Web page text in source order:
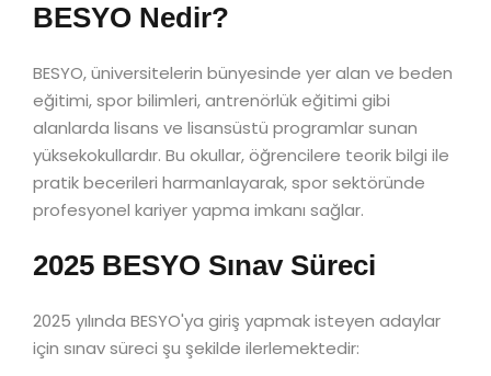
BESYO Nedir?
BESYO, üniversitelerin bünyesinde yer alan ve beden
eğitimi, spor bilimleri, antrenörlük eğitimi gibi
alanlarda lisans ve lisansüstü programlar sunan
yüksekokullardır. Bu okullar, öğrencilere teorik bilgi ile
pratik becerileri harmanlayarak, spor sektöründe
profesyonel kariyer yapma imkanı sağlar.
2025 BESYO Sınav Süreci
2025 yılında BESYO'ya giriş yapmak isteyen adaylar
için sınav süreci şu şekilde ilerlemektedir: